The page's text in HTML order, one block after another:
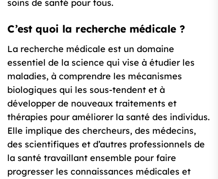
soins de santé pour tous.
C’est quoi la recherche médicale ?
La recherche médicale est un domaine
essentiel de la science qui vise à étudier les
maladies, à comprendre les mécanismes
biologiques qui les sous-tendent et à
développer de nouveaux traitements et
thérapies pour améliorer la santé des individus.
Elle implique des chercheurs, des médecins,
des scientifiques et d’autres professionnels de
la santé travaillant ensemble pour faire
progresser les connaissances médicales et